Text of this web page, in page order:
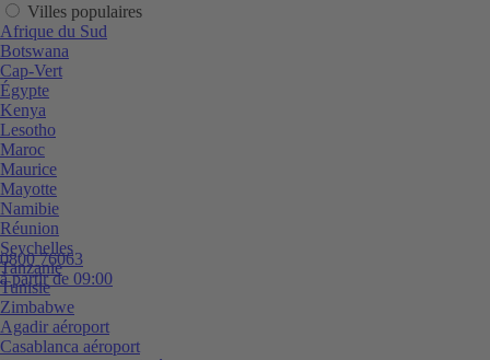
0800 76063
à partir de 09:00
Villes populaires
Afrique du Sud
Botswana
Cap-Vert
Égypte
Kenya
Lesotho
Maroc
Maurice
Mayotte
Namibie
Réunion
Seychelles
Tanzanie
Tunisie
Zimbabwe
Agadir aéroport
Casablanca aéroport